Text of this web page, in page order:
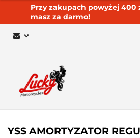
Przy zakupach powyżej 400
masz za darmo!
YSS AMORTYZATOR